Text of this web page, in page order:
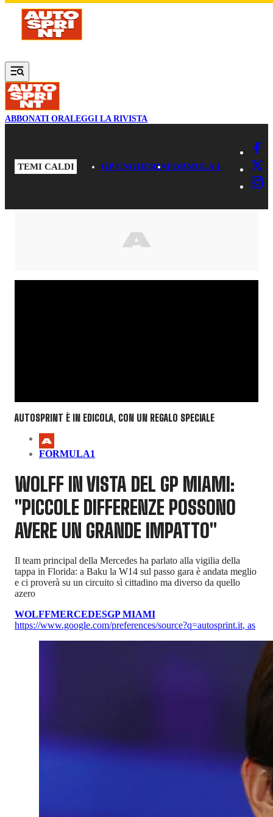
Vai al contenuto principale
ABBONATI ORALEGGI LA RIVISTA
TEMI CALDI GP UNGHERIAFORMULA 1
AUTOSPRINT È IN EDICOLA, CON UN REGALO SPECIALE
FORMULA1
WOLFF IN VISTA DEL GP MIAMI:
"PICCOLE DIFFERENZE POSSONO
AVERE UN GRANDE IMPATTO"
Il team principal della Mercedes ha parlato alla vigilia della
tappa in Florida: a Baku la W14 sul passo gara è andata meglio
e ci proverà su un circuito sì cittadino ma diverso da quello
azero
WOLFFMERCEDESGP MIAMI
https://www.google.com/preferences/source?q=autosprint.it, as